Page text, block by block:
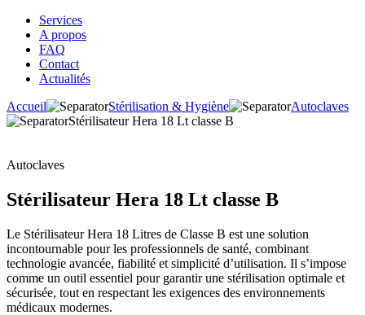
Services
A propos
FAQ
Contact
Actualités
Accueil
Stérilisation & Hygiène
Autoclaves
Stérilisateur Hera 18 Lt classe B
Autoclaves
Stérilisateur Hera 18 Lt classe B
Le Stérilisateur Hera 18 Litres de Classe B est une solution
incontournable pour les professionnels de santé, combinant
technologie avancée, fiabilité et simplicité d’utilisation. Il s’impose
comme un outil essentiel pour garantir une stérilisation optimale et
sécurisée, tout en respectant les exigences des environnements
médicaux modernes.